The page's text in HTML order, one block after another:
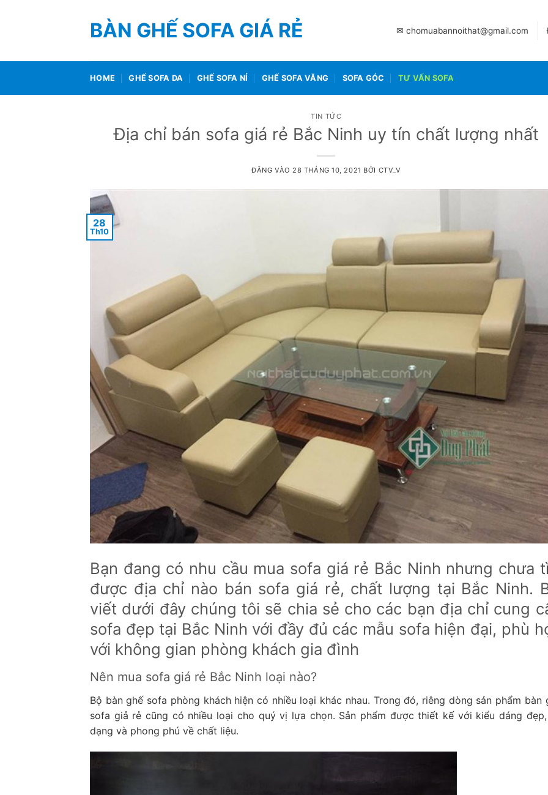
BÀN GHẾ SOFA GIÁ RẺ ✉ chomuabannoithat@gmail.com
HOME GHẾ SOFA DA GHẾ SOFA NỈ GHẾ SOFA VĂNG SOFA GÓC TƯ VẤN SOFA
TIN TỨC
Địa chỉ bán sofa giá rẻ Bắc Ninh uy tín chất lượng nhất
ĐĂNG VÀO 28 THÁNG 10, 2021 BỞI CTV_V
28
Th10
Bạn đang có nhu cầu mua sofa giá rẻ Bắc Ninh nhưng chưa
được địa chỉ nào bán sofa giá rẻ, chất lượng tại Bắc Ninh.
viết dưới đây chúng tôi sẽ chia sẻ cho các bạn địa chỉ cung
sofa đẹp tại Bắc Ninh với đầy đủ các mẫu sofa hiện đại, phù
với không gian phòng khách gia đình
Nên mua sofa giá rẻ Bắc Ninh loại nào?
Bộ bàn ghế sofa phòng khách hiện có nhiều loại khác nhau. Trong đó, riêng dòng sản phẩm bàn
sofa giả rẻ cũng có nhiều loại cho quý vị lựa chọn. Sản phẩm được thiết kế với kiểu dáng
dạng và phong phú về chất liệu.